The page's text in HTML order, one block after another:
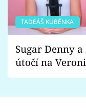
TADEÁŠ KUBĚNKA
Sugar Denny
útočí na
Proč je podle